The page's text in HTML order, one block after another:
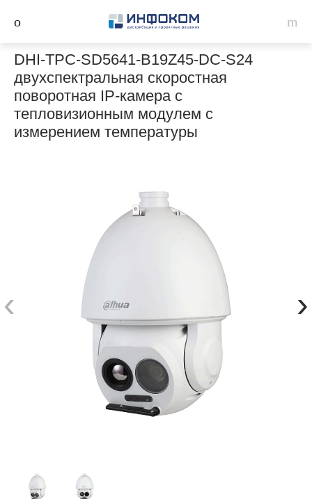
DHI-TPC-SD5641-B19Z45-DC-S24
двухспектральная скоростная
поворотная IP-камера с
тепловизионным модулем с
измерением температуры
‹ ›